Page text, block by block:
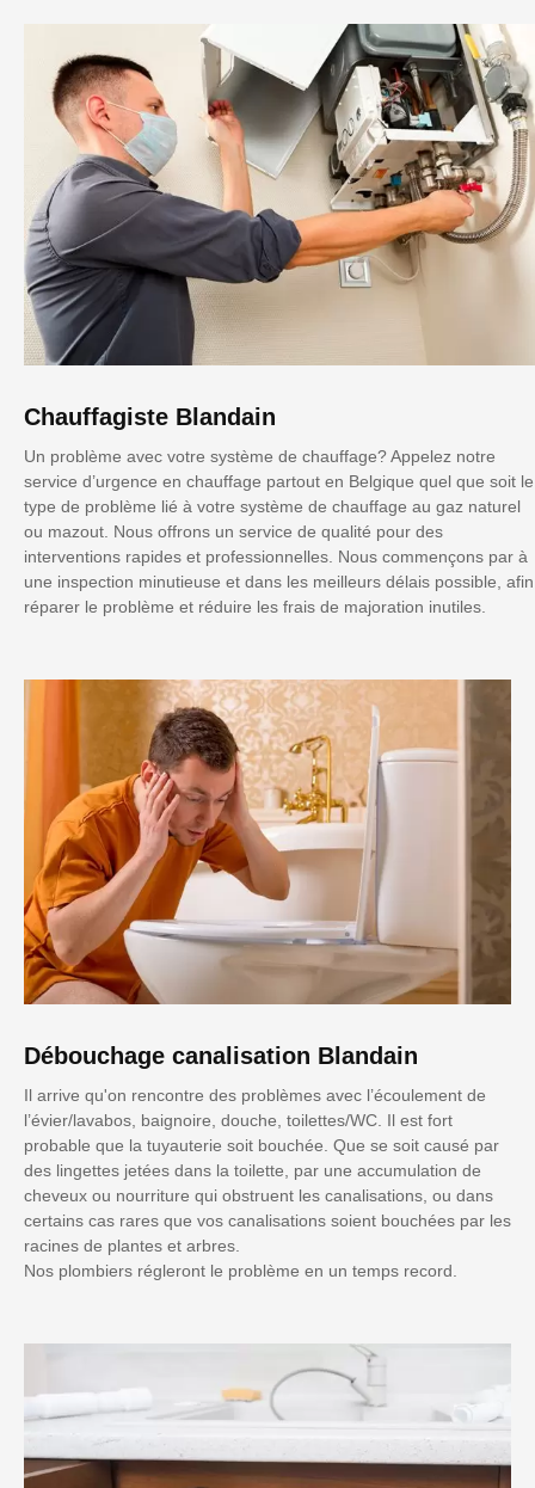
Chauffagiste Blandain
Un problème avec votre système de chauffage? Appelez notre
service d’urgence en chauffage partout en Belgique quel que soit le
type de problème lié à votre système de chauffage au gaz naturel
ou mazout. Nous offrons un service de qualité pour des
interventions rapides et professionnelles. Nous commençons par à
une inspection minutieuse et dans les meilleurs délais possible, afin
réparer le problème et réduire les frais de majoration inutiles.
Débouchage canalisation Blandain
Il arrive qu'on rencontre des problèmes avec l’écoulement de
l’évier/lavabos, baignoire, douche, toilettes/WC. Il est fort
probable que la tuyauterie soit bouchée. Que se soit causé par
des lingettes jetées dans la toilette, par une accumulation de
cheveux ou nourriture qui obstruent les canalisations, ou dans
certains cas rares que vos canalisations soient bouchées par les
racines de plantes et arbres.
Nos plombiers régleront le problème en un temps record.